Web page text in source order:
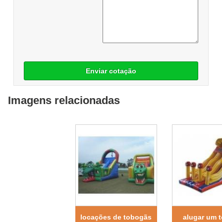
Enviar cotação
Imagens relacionadas
locações de tobogãs
alugar um